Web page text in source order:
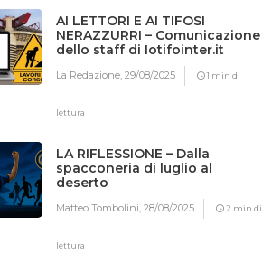
AI LETTORI E AI TIFOSI
NERAZZURRI – Comunicazione
dello staff di Iotifointer.it
La Redazione,29/08/2025 1 min di
lettura
LA RIFLESSIONE – Dalla
spacconeria di luglio al
deserto
Matteo Tombolini,28/08/2025 2 min di
lettura